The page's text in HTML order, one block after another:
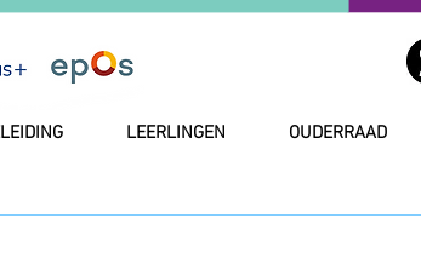
LEERLINGEN OUDERRAAD